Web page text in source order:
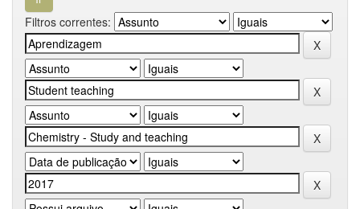
Filtros correntes: